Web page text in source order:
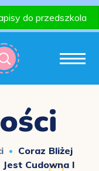
do przedszkola
Coraz Bliżej
Cudowna I